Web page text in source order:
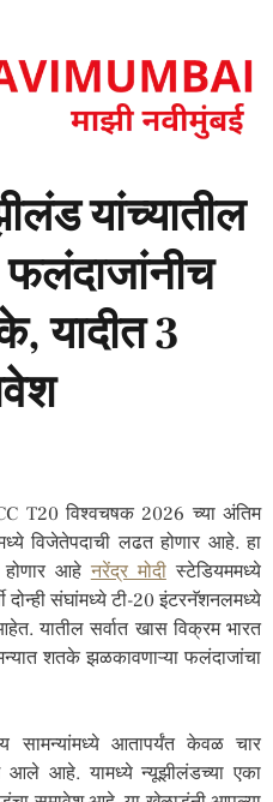
यांच्यातील
यादीत 3
T20 विश्वचषक 2026 च्या अंतिम
विजेतेपदाची लढत होणार आहे. हा
होणार आहे नरेंद्र मोदीस्टेडियममध्ये
दोन्ही संघांमध्ये टी-20 इंटरनॅशनलमध्ये
यातील सर्वात खास विक्रम भारत
शतके झळकावणाऱ्या फलंदाजांचा
सामन्यांमध्ये आतापर्यंत केवळ चार
आहे. यामध्ये न्यूझीलंडच्या एका